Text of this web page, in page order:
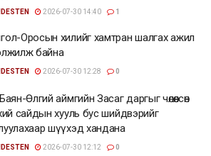
2026-07-30 14:40 1
Оросын хилийг хамтран шалгах ажил
байна
2026-07-30 12:28 0
Өлгий аймгийн Засаг даргыг чөлөөлсөн
сайдын хууль бус шийдвэрийг
шүүхэд хандана
2026-07-30 12:12 0